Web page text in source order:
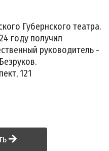
Губернского театра.
году получил
руководитель -
121